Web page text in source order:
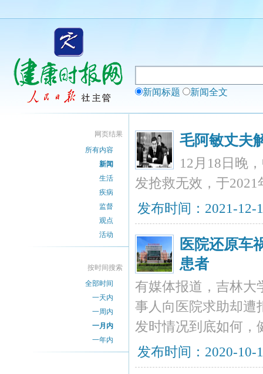
新闻标题 新闻全文
网页结果
所有内容
新闻
生活
疾病
监督
观点
活动
按时间搜索
全部时间
一天内
一周内
一月内
一年内
毛阿敏丈夫
12月18日晚
发抢救无效，于
发布时间：2021-
医院还原车
患者
有媒体报道，吉林大
事人向医院求助却遭
发时情况到底如何，
发布时间：2020-